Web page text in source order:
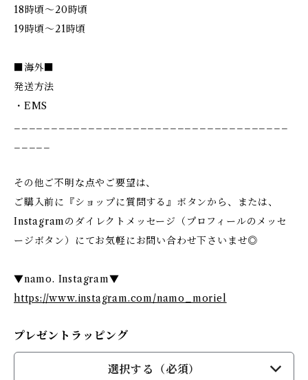
18時頃～20時頃
19時頃～21時頃
■海外■
発送方法
・EMS
その他ご不明な点やご要望は、
ご購入前に『ショップに質問する』ボタンから、または、
Instagramのダイレクトメッセージ（プロフィールのメッセ
ージボタン）にてお気軽にお問い合わせ下さいませ◎
▼namo. Instagram▼
https://www.instagram.com/namo_moriel
プレゼントラッピング
選択する（必須）